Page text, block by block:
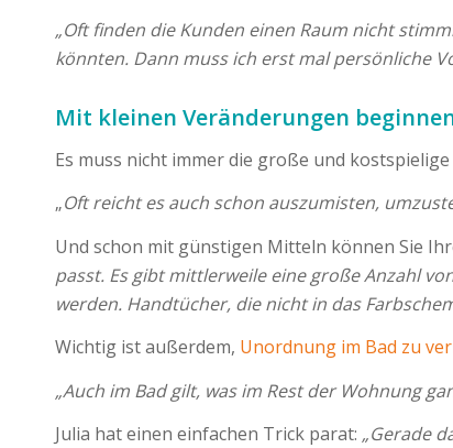
„Oft finden die Kunden einen Raum nicht
könnten. Dann muss ich erst mal persönliche
Mit kleinen Veränderungen
Es muss nicht immer die große und
„Oft reicht es auch schon auszumisten,
Und schon mit günstigen Mitteln können Sie
passt. Es gibt mittlerweile eine große Anzahl
werden. Handtücher, die nicht in das
Wichtig ist außerdem, Unordnung im Bad zu
„Auch im Bad gilt, was im Rest der Wohnung
Julia hat einen einfachen Trick parat: „Gerade